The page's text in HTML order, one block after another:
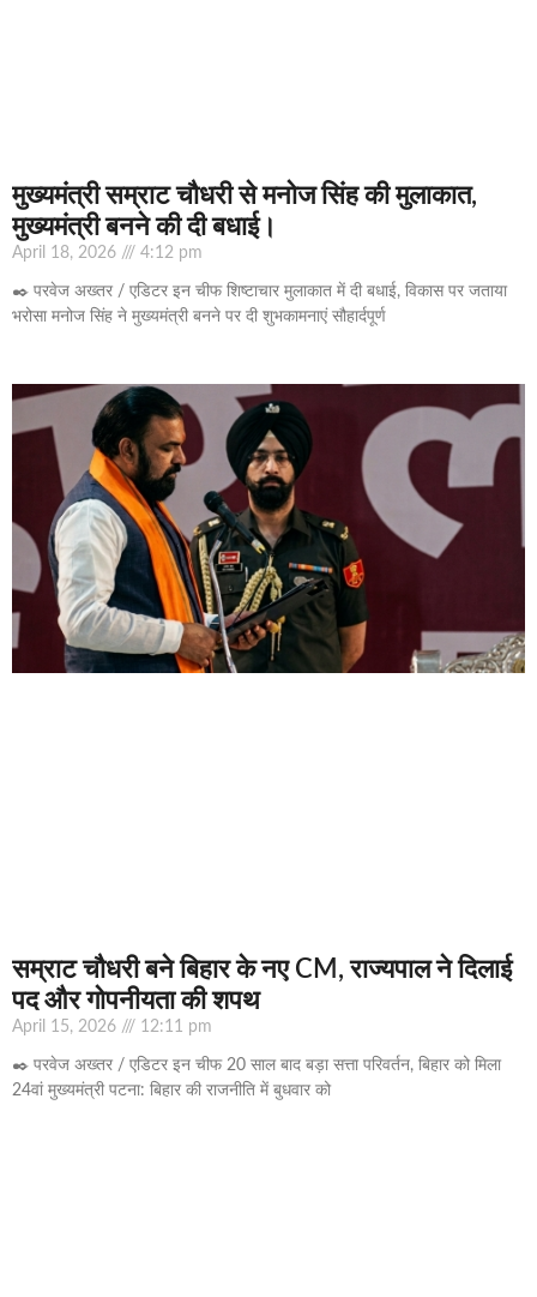
मुख्यमंत्री सम्राट चौधरी से मनोज सिंह की मुलाकात,
मुख्यमंत्री बनने की दी बधाई।
April 18, 2026 4:12 pm
✒️ परवेज अख्तर / एडिटर इन चीफ शिष्टाचार मुलाकात में दी बधाई, विकास पर जताया
भरोसा मनोज सिंह ने मुख्यमंत्री बनने पर दी शुभकामनाएं सौहार्दपूर्ण
सम्राट चौधरी बने बिहार के नए CM, राज्यपाल ने दिलाई
पद और गोपनीयता की शपथ
April 15, 2026 12:11 pm
✒️ परवेज अख्तर / एडिटर इन चीफ 20 साल बाद बड़ा सत्ता परिवर्तन, बिहार को मिला
24वां मुख्यमंत्री पटना: बिहार की राजनीति में बुधवार को